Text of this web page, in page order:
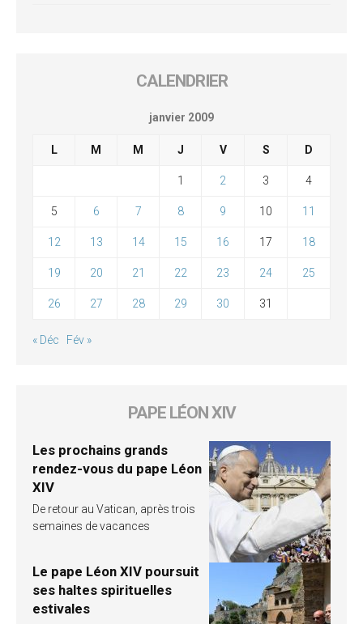
CALENDRIER
janvier 2009
L M M J V S D
1 2 3 4
5 6 7 8 9 10 11
12 13 14 15 16 17 18
19 20 21 22 23 24 25
26 27 28 29 30 31
« Déc Fév »
PAPE LÉON XIV
Les prochains grands
rendez-vous du pape Léon
XIV
De retour au Vatican, après trois
semaines de vacances
Le pape Léon XIV poursuit
ses haltes spirituelles
estivales